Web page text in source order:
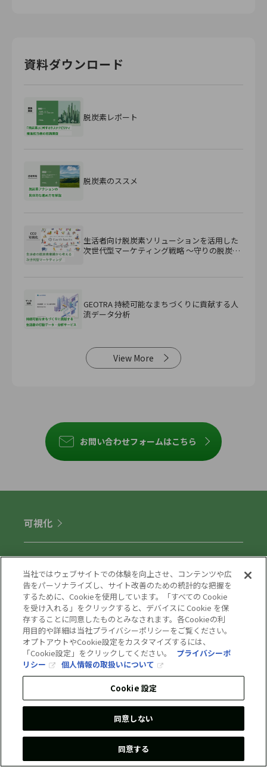
資料ダウンロード
脱炭素レポート
脱炭素のススメ
生活者向け脱炭素ソリューションを活用した
次世代型マーケティング戦略 ～守りの脱炭素
GEOTRA 持続可能なまちづくりに貢献する人
流データ分析
View More
お問い合わせフォームはこちら
可視化
事業所単位/e-dash
製品単位/e-dash CFP
生活者向け/Earth hacks
人流分析/GEOTRA
プラント設備最適化/Aura
設備最適化
空調最適化/サブスク型
施設管理最適化
機器故障予知AssetWatch
当社ではウェブサイトでの体験を向上させ、コンテンツや広
告をパーソナライズし、サイト改善のための統計的な把握を
するために、Cookieを使用しています。「すべての Cookie
を受け入れる」をクリックすると、デバイスに Cookie を保
存することに同意したものとみなされます。各Cookieの利
用目的や詳細は当社プライバシーポリシーをご覧ください。
オプトアウトやCookie設定をカスタマイズするには、
「Cookie設定」をクリックしてください。
プライバシーポ
リシー
個人情報の取扱いについて
Cookie 設定
同意しない
同意する